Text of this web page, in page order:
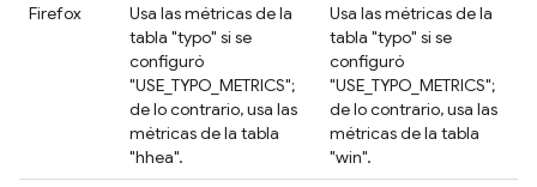
Firefox
Usa las métricas de la
tabla "typo" si se
configuró
"USE_TYPO_METRICS";
de lo contrario, usa las
métricas de la tabla
"hhea".
Usa las métricas de la
tabla "typo" si se
configuró
"USE_TYPO_METRICS";
de lo contrario, usa las
métricas de la tabla
"win".